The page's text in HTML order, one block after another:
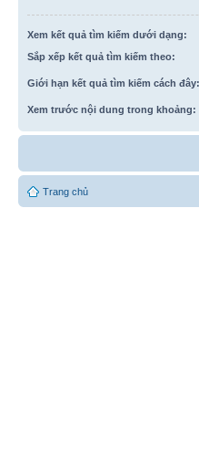
Xem kết quả tìm kiếm dưới dạng:
Sắp xếp kết quả tìm kiếm theo:
Giới hạn kết quả tìm kiếm cách đây:
Xem trước nội dung trong khoảng:
Trang chủ